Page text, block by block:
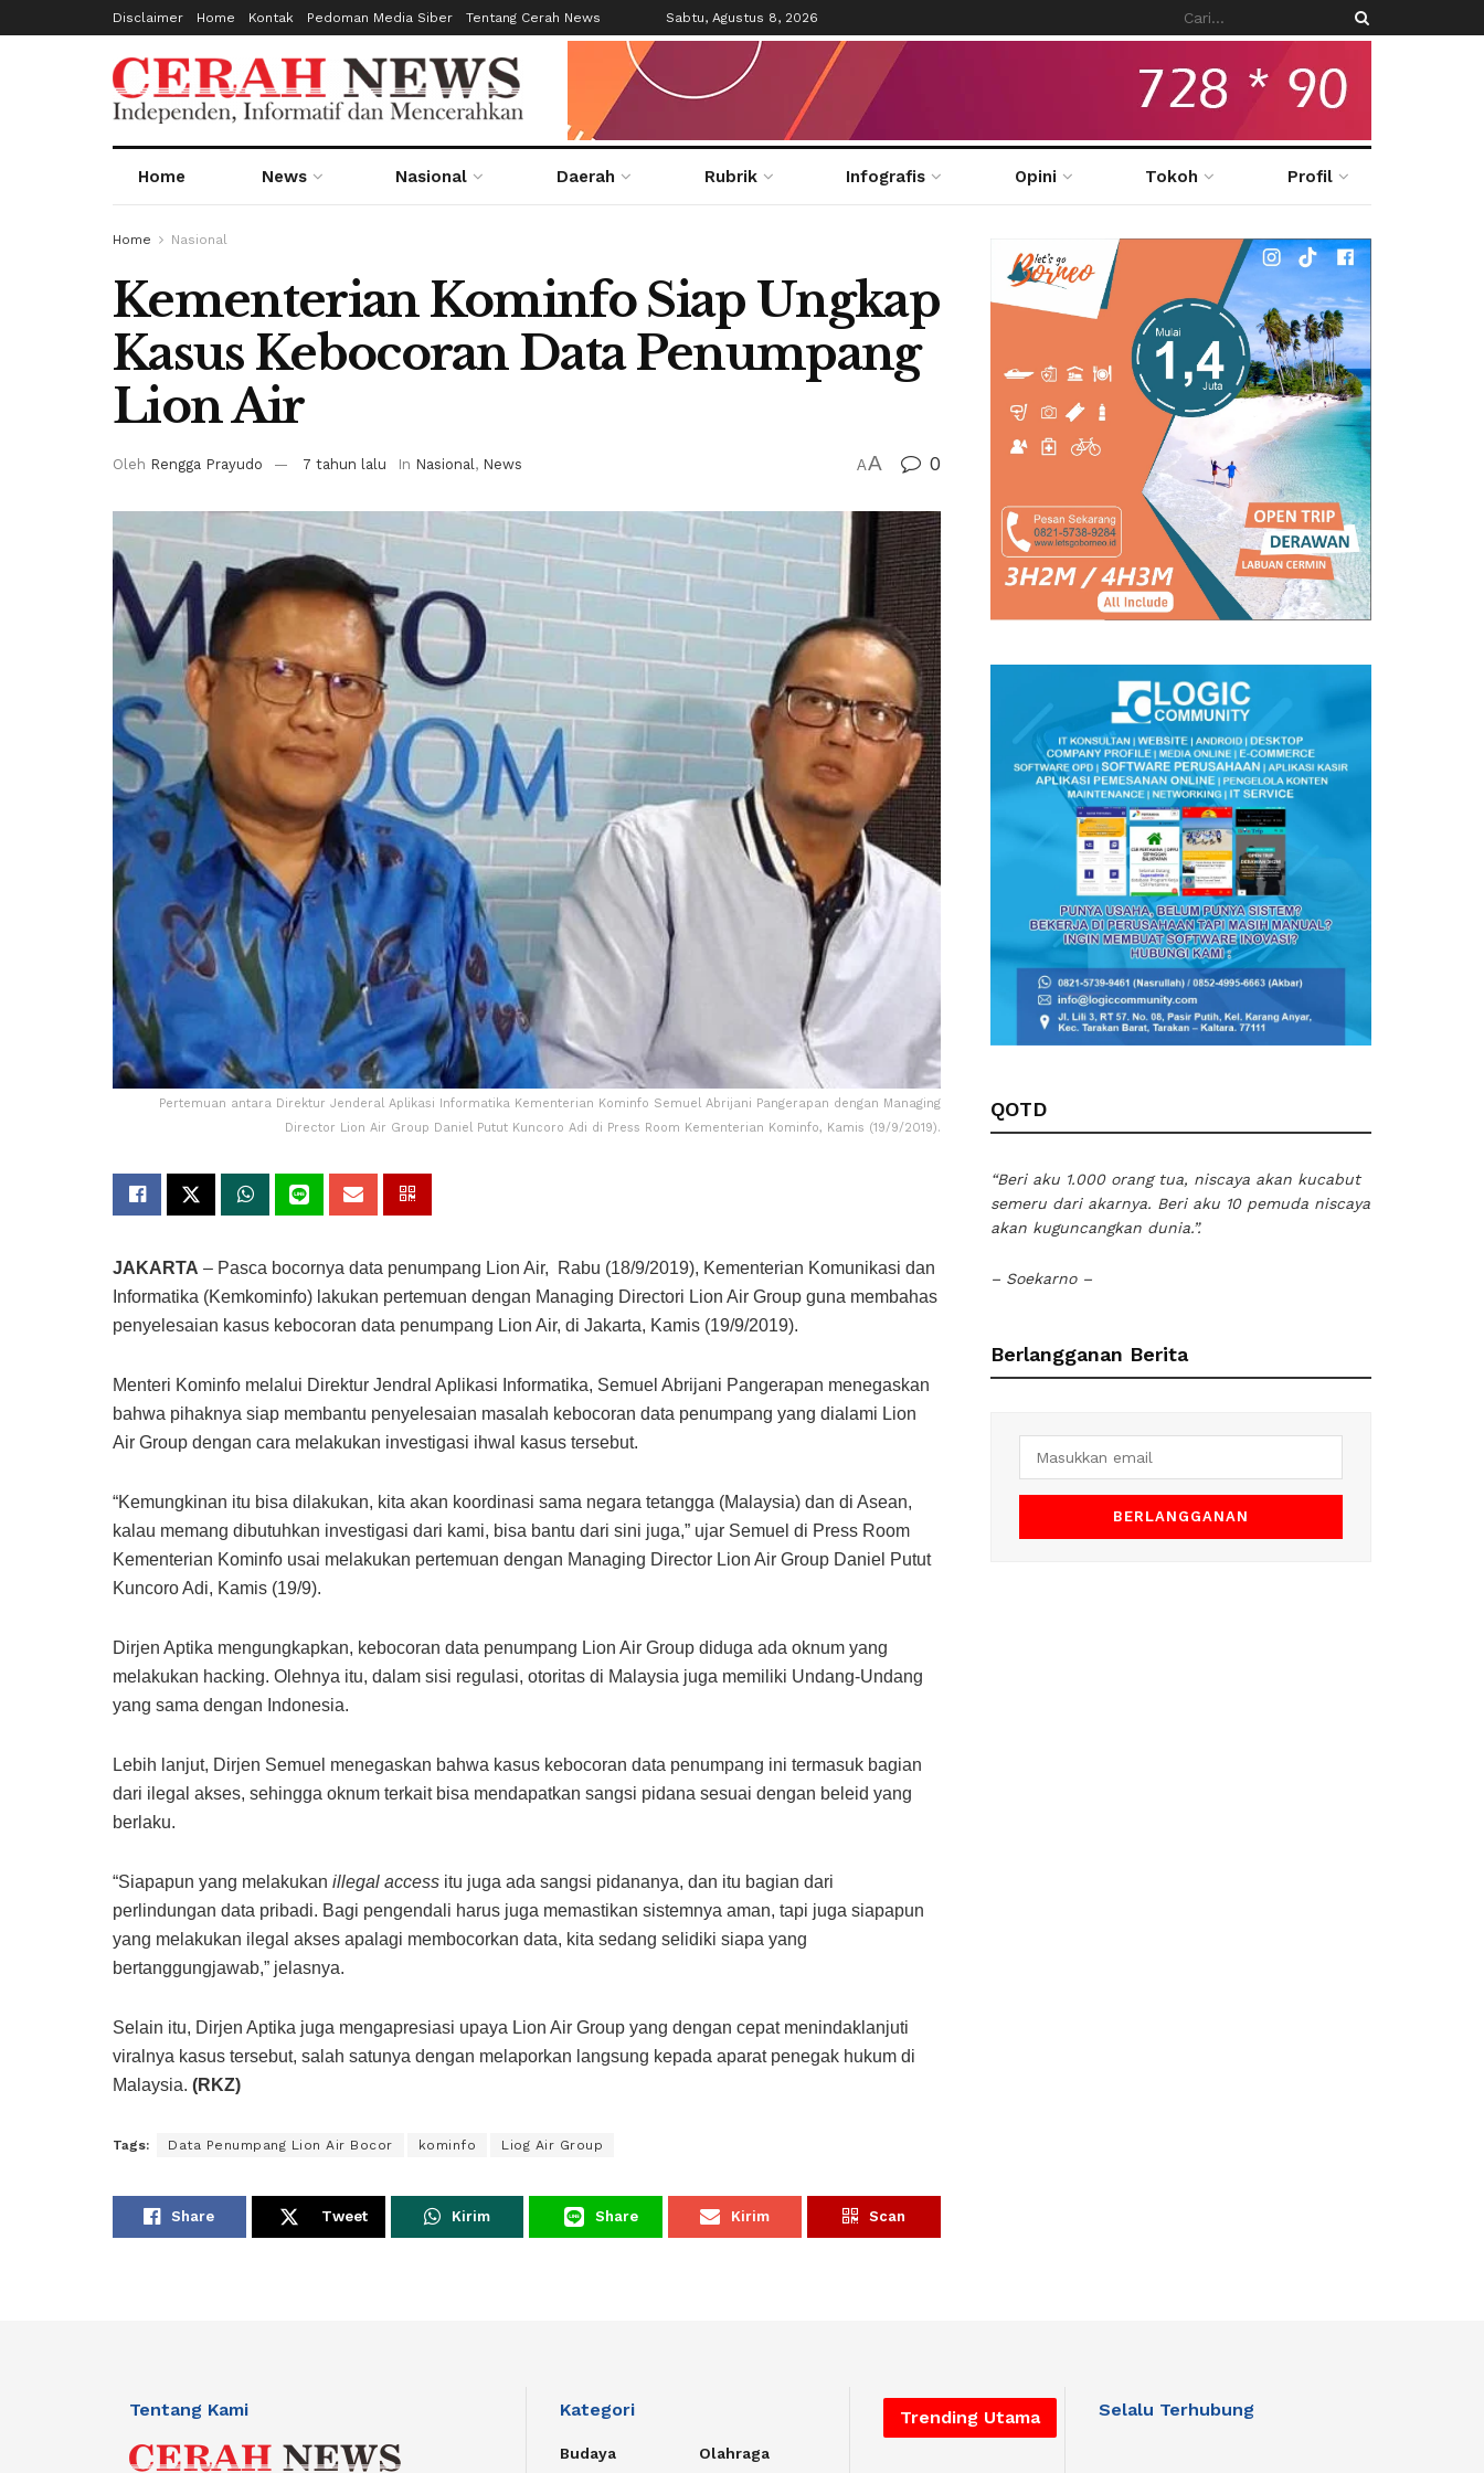
Disclaimer Home Kontak Pedoman Media Siber Tentang Cerah News Sabtu, Agustus 8, 2026
Home News Nasional Daerah Rubrik Infografis Opini Tokoh Profil
Home Nasional
Kementerian Kominfo Siap Ungkap
Kasus Kebocoran Data Penumpang
Lion Air
Oleh Rengga Prayudo 7 tahun lalu In Nasional , News AA 0
Pertemuan antara Direktur Jenderal Aplikasi Informatika Kementerian Kominfo Semuel Abrijani Pangerapan dengan Managing
Director Lion Air Group Daniel Putut Kuncoro Adi di Press Room Kementerian Kominfo, Kamis (19/9/2019).
JAKARTA – Pasca bocornya data penumpang Lion Air, Rabu (18/9/2019), Kementerian Komunikasi dan
Informatika (Kemkominfo) lakukan pertemuan dengan Managing Directori Lion Air Group guna membahas
penyelesaian kasus kebocoran data penumpang Lion Air, di Jakarta, Kamis (19/9/2019).
Menteri Kominfo melalui Direktur Jendral Aplikasi Informatika, Semuel Abrijani Pangerapan menegaskan
bahwa pihaknya siap membantu penyelesaian masalah kebocoran data penumpang yang dialami Lion
Air Group dengan cara melakukan investigasi ihwal kasus tersebut.
“Kemungkinan itu bisa dilakukan, kita akan koordinasi sama negara tetangga (Malaysia) dan di Asean,
kalau memang dibutuhkan investigasi dari kami, bisa bantu dari sini juga,” ujar Semuel di Press Room
Kementerian Kominfo usai melakukan pertemuan dengan Managing Director Lion Air Group Daniel Putut
Kuncoro Adi, Kamis (19/9).
Dirjen Aptika mengungkapkan, kebocoran data penumpang Lion Air Group diduga ada oknum yang
melakukan hacking. Olehnya itu, dalam sisi regulasi, otoritas di Malaysia juga memiliki Undang-Undang
yang sama dengan Indonesia.
Lebih lanjut, Dirjen Semuel menegaskan bahwa kasus kebocoran data penumpang ini termasuk bagian
dari ilegal akses, sehingga oknum terkait bisa mendapatkan sangsi pidana sesuai dengan beleid yang
berlaku.
“Siapapun yang melakukan illegal access itu juga ada sangsi pidananya, dan itu bagian dari
perlindungan data pribadi. Bagi pengendali harus juga memastikan sistemnya aman, tapi juga siapapun
yang melakukan ilegal akses apalagi membocorkan data, kita sedang selidiki siapa yang
bertanggungjawab,” jelasnya.
Selain itu, Dirjen Aptika juga mengapresiasi upaya Lion Air Group yang dengan cepat menindaklanjuti
viralnya kasus tersebut, salah satunya dengan melaporkan langsung kepada aparat penegak hukum di
Malaysia. (RKZ)
Tags: Data Penumpang Lion Air Bocor kominfo Liog Air Group
Share Tweet Kirim Share Kirim Scan
QOTD
“Beri aku 1.000 orang tua, niscaya akan kucabut
semeru dari akarnya. Beri aku 10 pemuda niscaya
akan kuguncangkan dunia.”.
– Soekarno –
Berlangganan Berita
Tentang Kami Kategori
Budaya Olahraga
Trending Utama Selalu Terhubung